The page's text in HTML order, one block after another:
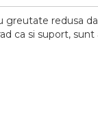
redusa
ca si suport,